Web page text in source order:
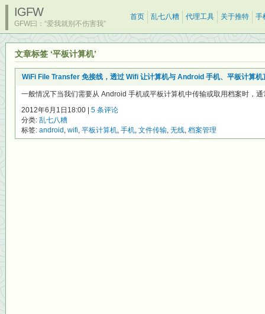
IGFW
GFW曰：“爱我就别不伤害我”
首页 乱七八糟 代理工具 关于推特 手
文章标签 ‘平板计算机’
WiFi File Transfer 免接线，透过 Wifi 让计算机与 Android 手机、平板计算机
一般情况下当我们需要从 Android 手机或平板计算机中传输或取用档案时，
2012年6月1日18:00 | 5 条评论
分类: 乱七八糟
标签: android , wifi, 平板计算机, 手机, 文件传输, 无线, 档案管理